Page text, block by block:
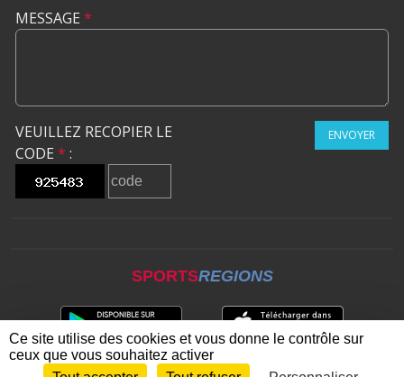
MESSAGE *
VEUILLEZ RECOPIER LE
CODE * :
ENVOYER
SPORTSREGIONS
Ce site utilise des cookies et vous donne le contrôle sur
ceux que vous souhaitez activer